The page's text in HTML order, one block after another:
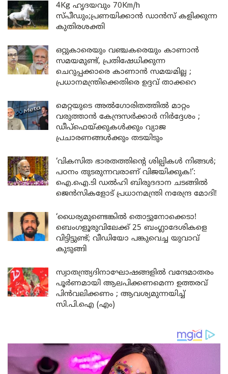
4Kg ഹൃദയവും 70Km/h
സ്പീഡും;പ്രണയിക്കാൻ ഡാൻസ് കളിക്കുന്ന
കുതിരശക്തി
ഒറ്റുകാരെയും വഞ്ചകരെയും കാണാൻ
സമയമുണ്ട്, പ്രതിഷേധിക്കുന്ന
ചെറുപ്പക്കാരെ കാണാൻ സമയമില്ല ;
പ്രധാനമന്ത്രിക്കെതിരെ ഉദ്ദവ് താക്കറെ
മെറ്റയുടെ അൽഗോരിതത്തിൽ മാറ്റം
വരുത്താൻ കേന്ദ്രസർക്കാർ നിർദ്ദേശം ;
ഡീപ്‌ഫെയ്ക്കുകൾക്കും വ്യാജ
പ്രചാരണങ്ങൾക്കും തടയിടും
‘വികസിത ഭാരതത്തിന്റെ ശില്പികൾ നിങ്ങൾ;
പഠനം തുടരുന്നവരാണ് വിജയിക്കുക!’:
ഐ.ഐ.ടി ഡൽഹി ബിരുദദാന ചടങ്ങിൽ
ജെൻസികളോട് പ്രധാനമന്ത്രി നരേന്ദ്ര മോദി!
‘ധൈര്യമുണ്ടെങ്കിൽ തൊട്ടുനോക്കെടാ!
ബെംഗളൂരുവിലേക്ക് 25 ബംഗ്ലാദേശികളെ
വിട്ടിട്ടുണ്ട്; വീഡിയോ പങ്കുവെച്ച യുവാവ്
കുടുങ്ങി
സ്വാതന്ത്ര്യദിനാഘോഷങ്ങളിൽ വന്ദേമാതരം
പൂർണമായി ആലപിക്കണമെന്ന ഉത്തരവ്
പിൻവലിക്കണം ; ആവശ്യമുന്നയിച്ച്
സി.പി.ഐ (എം)